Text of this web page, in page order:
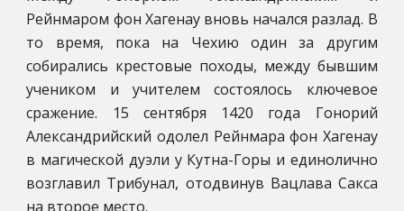
Рейнмаром фон Хагенау вновь начался разлад. В
то время, пока на Чехию один за другим
собирались крестовые походы, между бывшим
учеником и учителем состоялось ключевое
сражение. 15 сентября 1420 года Гонорий
Александрийский одолел Рейнмара фон Хагенау
в магической дуэли у Кутна-Горы и единолично
возглавил Трибунал, отодвинув Вацлава Сакса
на второе место.